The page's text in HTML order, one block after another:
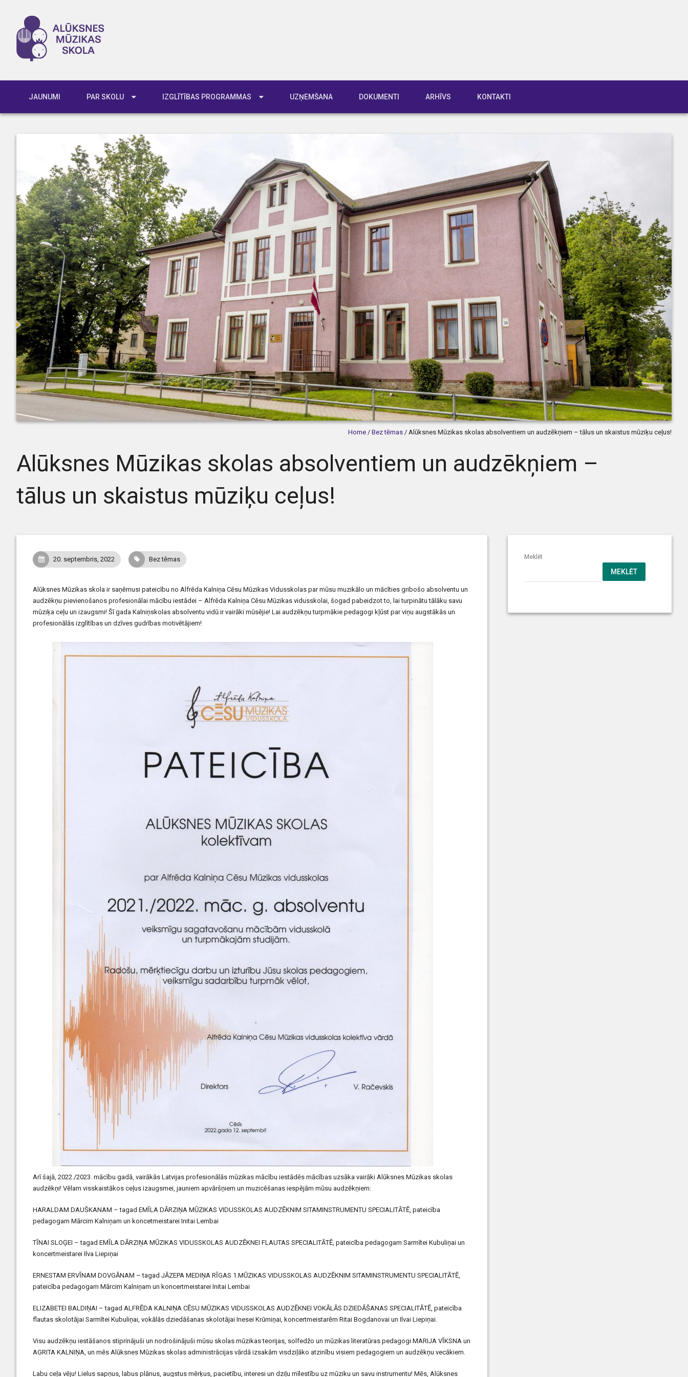
JAUNUMI PAR SKOLU IZGLĪTĪBAS PROGRAMMAS UZŅEMŠANA DOKUMENTI ARHĪVS KONTAKTI
Home / Bez tēmas / Alūksnes Mūzikas skolas absolventiem un audzēkņiem – tālus un skaistus mūziķu ceļus!
Alūksnes Mūzikas skolas absolventiem un audzēkņiem –
tālus un skaistus mūziķu ceļus!
20. septembris, 2022 Bez tēmas
Alūksnes Mūzikas skola ir saņēmusi pateicību no Alfrēda Kalniņa Cēsu Mūzikas Vidusskolas par mūsu muzikālo un mācīties gribošo absolventu un
audzēkņu pievienošanos profesionālai mācību iestādei – Alfrēda Kalniņa Cēsu Mūzikas vidusskolai, šogad pabeidzot to, lai turpinātu tālāku savu
mūziķa ceļu un izaugsmi! Šī gada Kalniņskolas absolventu vidū ir vairāki mūsējie! Lai audzēkņu turpmākie pedagogi kļūst par viņu augstākās un
profesionālās izglītības un dzīves gudrības motivētājiem!
Arī šajā, 2022./2023. mācību gadā, vairākās Latvijas profesionālās mūzikas mācību iestādēs mācības uzsāka vairāki Alūksnes Mūzikas skolas
audzēkņi! Vēlam visskaistākos ceļus izaugsmei, jauniem apvāršņiem un muzicēšanas iespējām mūsu audzēkņiem:
HARALDAM DAUŠKANAM – tagad EMĪLA DĀRZIŅA MŪZIKAS VIDUSSKOLAS AUDZĒKNIM SITAMINSTRUMENTU SPECIALITĀTĒ, pateicība
pedagogam Mārcim Kalniņam un koncetmeistarei Initai Lembai
TĪNAI SLOĢEI – tagad EMĪLA DĀRZIŅA MŪZIKAS VIDUSSKOLAS AUDZĒKNEI FLAUTAS SPECIALITĀTĒ, pateicība pedagogam Sarmītei Kubuliņai un
koncertmeistarei Ilva Liepiņai
ERNESTAM ERVĪNAM DOVGĀNAM – tagad JĀZEPA MEDIŅA RĪGAS 1.MŪZIKAS VIDUSSKOLAS AUDZĒKNIM SITAMINSTRUMENTU SPECIALITĀTĒ,
pateicība pedagogam Mārcim Kalniņam un koncertmeistarei Initai Lembai
ELIZABETEI BALDIŅAI – tagad ALFRĒDA KALNIŅA CĒSU MŪZIKAS VIDUSSKOLAS AUDZĒKNEI VOKĀLĀS DZIEDĀŠANAS SPECIALITĀTĒ, pateicība
flautas skolotājai Sarmītei Kubuliņai, vokālās dziedāšanas skolotājai Inesei Krūmiņai, koncertmeistarēm Ritai Bogdanovai un Ilvai Liepiņai.
Visu audzēkņu iestāšanos stiprinājuši un nodrošinājuši mūsu skolas mūzikas teorijas, solfedžo un mūzikas literatūras pedagogi MARIJA VĪKSNA un
AGRITA KALNIŅA, un mēs Alūksnes Mūzikas skolas administrācijas vārdā izsakām visdziļāko atzinību visiem pedagogiem un audzēkņu vecākiem.
Labu ceļa vēju! Lielus sapņus, labus plānus, augstus mērķus, pacietību, interesi un dziļu mīlestību uz mūziku un savu instrumentu! Mēs, Alūksnes
Meklēt
MEKLĒT